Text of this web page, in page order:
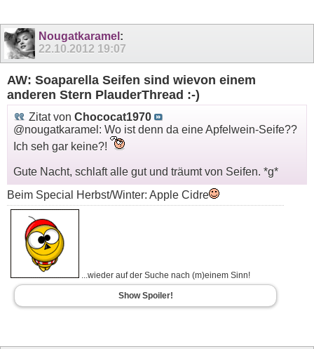
Nougatkaramel :
22.10.2012 19:07
AW: Soaparella Seifen sind wievon einem
anderen Stern PlauderThread :-)
Zitat von Chococat1970
@nougatkaramel: Wo ist denn da eine Apfelwein-Seife??
Ich seh gar keine?!
Gute Nacht, schlaft alle gut und träumt von Seifen. *g*
Beim Special Herbst/Winter: Apple Cidre
...wieder auf der Suche nach (m)einem Sinn!
Show Spoiler!